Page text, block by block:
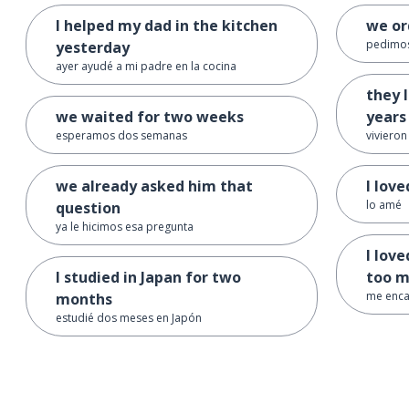
I helped my dad in the kitchen
yesterday
ayer ayudé a mi padre en la cocina
we waited for two weeks
esperamos dos semanas
we already asked him that
question
ya le hicimos esa pregunta
I studied in Japan for two
months
estudié dos meses en Japón
we
they
years
I
lo amé
I
too
me